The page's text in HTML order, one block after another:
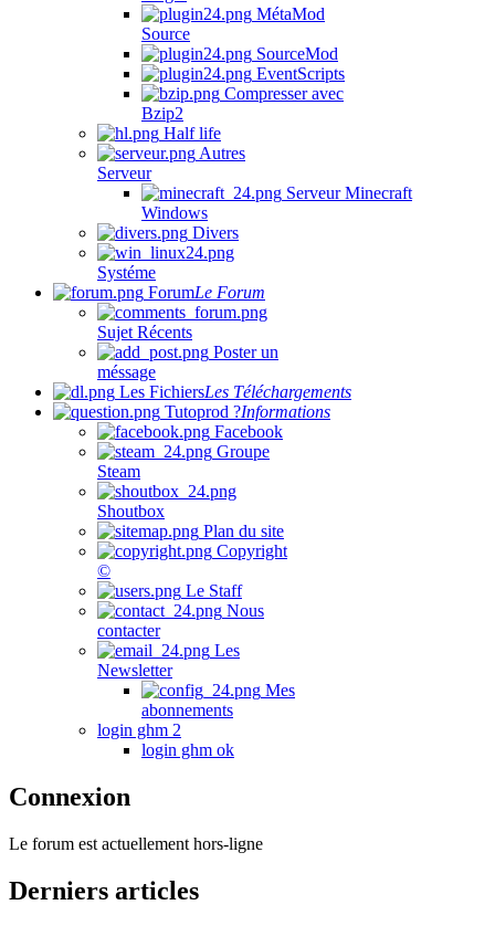
MétaMod
Source
SourceMod
EventScripts
Compresser avec
Bzip2
Half life
Autres
Serveur
Serveur Minecraft
Windows
Divers
Systéme
ForumLe Forum
Sujet Récents
Poster un
méssage
Les FichiersLes Téléchargements
Tutoprod ?Informations
Facebook
Groupe
Steam
Shoutbox
Plan du site
Copyright
©
Le Staff
Nous
contacter
Les
Newsletter
Mes
abonnements
login ghm 2
login ghm ok
Connexion
Le forum est actuellement hors-ligne
Derniers articles